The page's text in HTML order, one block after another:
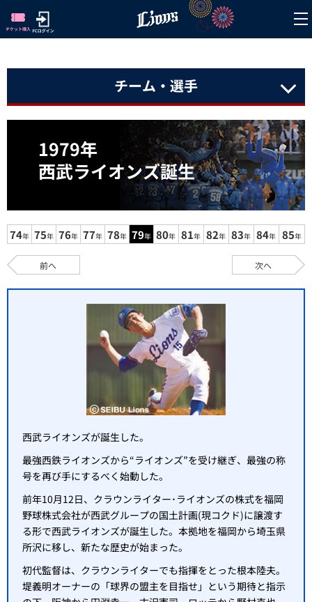
チーム・選手
1979年
西武ライオンズ誕生
74年 75年 76年 77年 78年 79年 80年 81年 82年 83年 84年 85年
前へ 次へ
西武ライオンズが誕生した。
最強西鉄ライオンズから“ライオンズ”を受け継ぎ、最強の称
号を再び手にするべく始動した。
前年10月12日、クラウンライター･ライオンズの株式を福岡
野球株式会社が西武グループの国土計画(現コクド)に譲渡す
る形で西武ライオンズが誕生した。本拠地を福岡から埼玉県
所沢に移し、新たな歴史が始まった。
初代監督は、クラウンライターでも指揮をとった根本陸夫。
堤義明オーナーの「球界の盟主を目指せ」という期待と指示